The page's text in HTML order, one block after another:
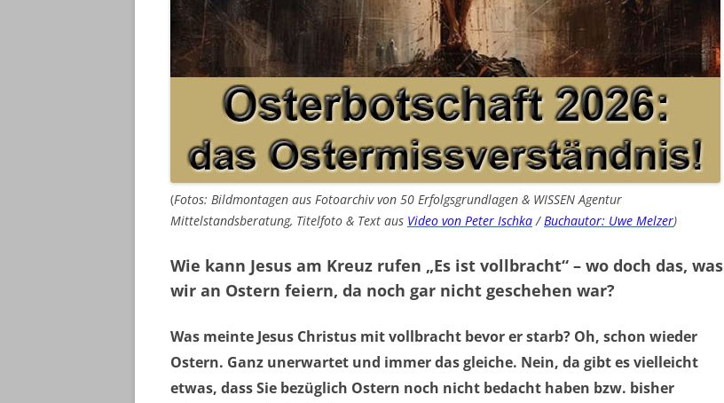
(Fotos: Bildmontagen aus Fotoarchiv von 50 Erfolgsgrundlagen & WISSEN Agentur
Mittelstandsberatung, Titelfoto & Text aus Video von Peter Ischka/Buchautor: Uwe Melzer)
Wie kann Jesus am Kreuz rufen „Es ist vollbracht“ – wo doch das, was
wir an Ostern feiern, da noch gar nicht geschehen war?
Was meinte Jesus Christus mit vollbracht bevor er starb? Oh, schon wieder
Ostern. Ganz unerwartet und immer das gleiche. Nein, da gibt es vielleicht
etwas, dass Sie bezüglich Ostern noch nicht bedacht haben bzw. bisher